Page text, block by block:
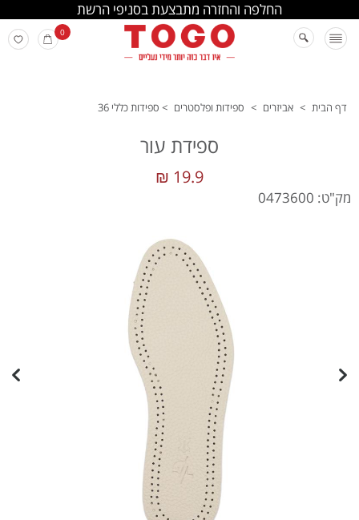
החלפה והחזרה מתבצעת בסניפי הרשת
0
דף הבית > אביזרים > ספידות ופלסטרים > ספידות כללי 36
ספידת עור
19.9 ₪
מק"ט: 0473600